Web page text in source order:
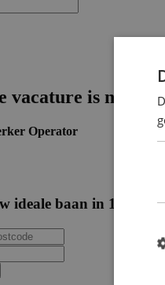
vacature is niet
Operator
ideale baan in 14554